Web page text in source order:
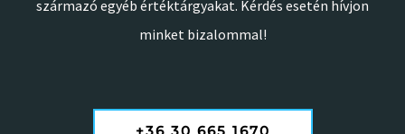
származó egyéb értéktárgyakat. Kérdés esetén hívjon
minket bizalommal!